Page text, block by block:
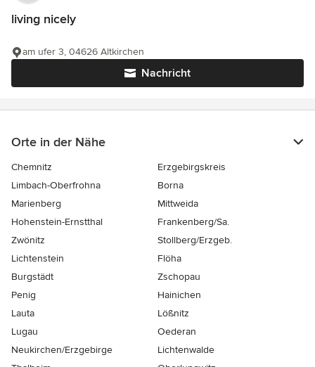
living nicely
Nachricht
am ufer 3, 04626 Altkirchen
Orte in der Nähe
Chemnitz
Erzgebirgskreis
Limbach-Oberfrohna
Borna
Marienberg
Mittweida
Hohenstein-Ernstthal
Frankenberg/Sa.
Zwönitz
Stollberg/Erzgeb.
Lichtenstein
Flöha
Burgstädt
Zschopau
Penig
Hainichen
Lauta
Lößnitz
Lugau
Oederan
Neukirchen/Erzgebirge
Lichtenwalde